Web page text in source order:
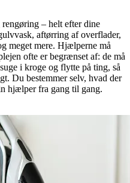
– helt efter dine
aftørring af overflader,
meget mere. Hjælperne må
ofte er begrænset af: de må
i kroge og flytte på ting, så
Du bestemmer selv, hvad der
hjælper fra gang til gang.